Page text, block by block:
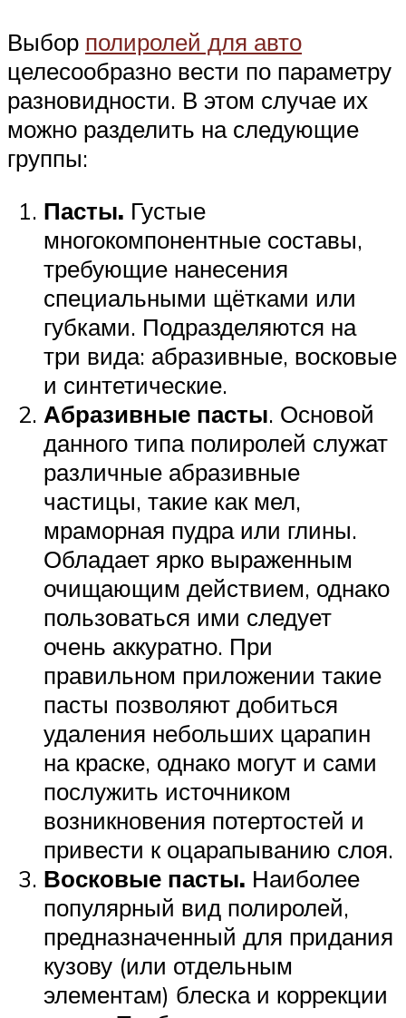
Выбор полиролей для авто
целесообразно вести по параметру
разновидности. В этом случае их
можно разделить на следующие
группы:
Пасты. Густые
многокомпонентные составы,
требующие нанесения
специальными щётками или
губками. Подразделяются на
три вида: абразивные, восковые
и синтетические.
Абразивные пасты. Основой
данного типа полиролей служат
различные абразивные
частицы, такие как мел,
мраморная пудра или глины.
Обладает ярко выраженным
очищающим действием, однако
пользоваться ими следует
очень аккуратно. При
правильном приложении такие
пасты позволяют добиться
удаления небольших царапин
на краске, однако могут и сами
послужить источником
возникновения потертостей и
привести к оцарапыванию слоя.
Восковые пасты. Наиболее
популярный вид полиролей,
предназначенный для придания
кузову (или отдельным
элементам) блеска и коррекции